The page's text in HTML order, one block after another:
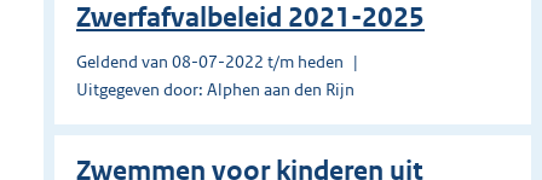
Zwerfafvalbeleid 2021-2025
Geldend van 08-07-2022 t/m heden
Uitgegeven door: Alphen aan den Rijn
Zwemmen voor kinderen uit